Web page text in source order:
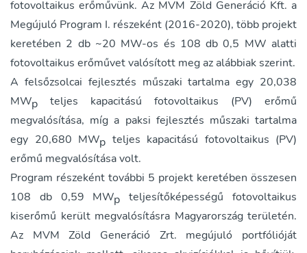
fotovoltaikus erőművünk. Az MVM Zöld Generáció Kft. a
Megújuló Program I. részeként (2016-2020), több projekt
keretében 2 db ~20 MW-os és 108 db 0,5 MW alatti
fotovoltaikus erőművet valósított meg az alábbiak szerint.
A felsőzsolcai fejlesztés műszaki tartalma egy 20,038
MWp teljes kapacitású fotovoltaikus (PV) erőmű
megvalósítása, míg a paksi fejlesztés műszaki tartalma
egy 20,680 MWp teljes kapacitású fotovoltaikus (PV)
erőmű megvalósítása volt.
Program részeként további 5 projekt keretében összesen
108 db 0,59 MWp teljesítőképességű fotovoltaikus
kiserőmű került megvalósításra Magyarország területén.
Az MVM Zöld Generáció Zrt. megújuló portfólióját